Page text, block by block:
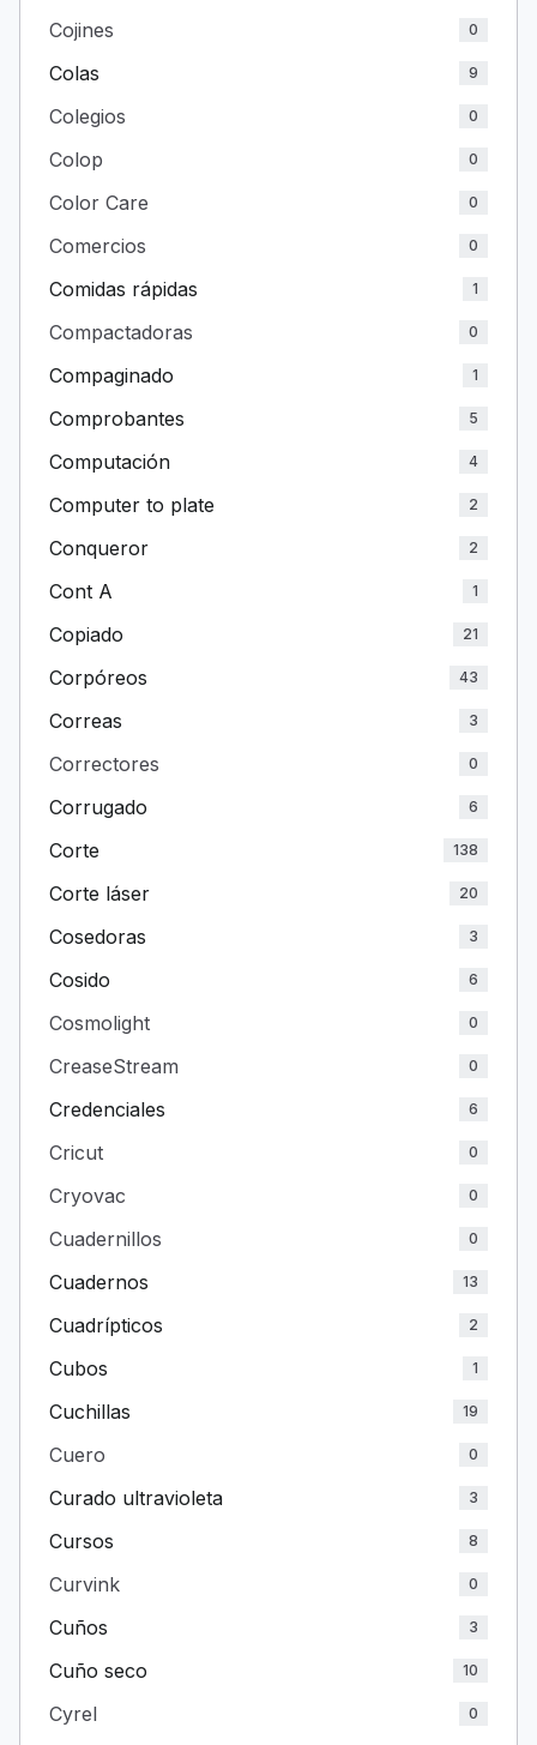
Cojines 0
Colas 9
Colegios 0
Colop 0
Color Care 0
Comercios 0
Comidas rápidas 1
Compactadoras 0
Compaginado 1
Comprobantes 5
Computación 4
Computer to plate 2
Conqueror 2
Cont A 1
Copiado 21
Corpóreos 43
Correas 3
Correctores 0
Corrugado 6
Corte 138
Corte láser 20
Cosedoras 3
Cosido 6
Cosmolight 0
CreaseStream 0
Credenciales 6
Cricut 0
Cryovac 0
Cuadernillos 0
Cuadernos 13
Cuadrípticos 2
Cubos 1
Cuchillas 19
Cuero 0
Curado ultravioleta 3
Cursos 8
Curvink 0
Cuños 3
Cuño seco 10
Cyrel 0